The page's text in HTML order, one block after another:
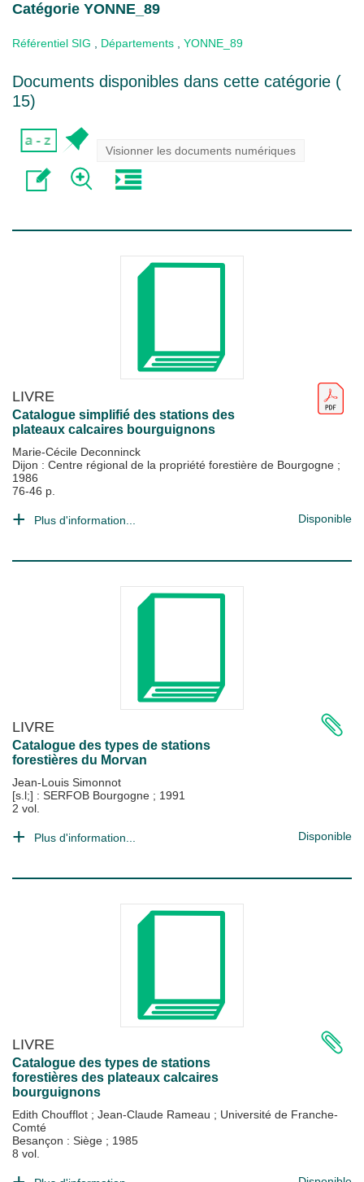
Catégorie YONNE_89
Référentiel SIG Départements YONNE_89
Documents disponibles dans cette catégorie (
15)
Visionner les documents numériques
LIVRE
Catalogue simplifié des stations des
plateaux calcaires bourguignons
Marie-Cécile Deconninck
Dijon : Centre régional de la propriété forestière de Bourgogne ;
1986
76-46 p.
Plus d'information... Disponible
LIVRE
Catalogue des types de stations
forestières du Morvan
Jean-Louis Simonnot
[s.l;] : SERFOB Bourgogne ; 1991
2 vol.
Plus d'information... Disponible
LIVRE
Catalogue des types de stations
forestières des plateaux calcaires
bourguignons
Edith Choufflot ; Jean-Claude Rameau ; Université de Franche-
Comté
Besançon : Siège ; 1985
8 vol.